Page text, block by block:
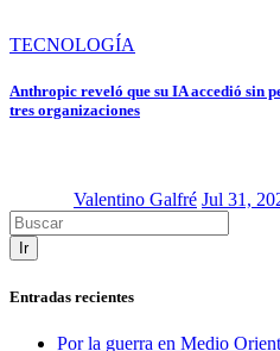
TECNOLOGÍA
Anthropic reveló que su IA accedió sin
tres organizaciones
Valentino Galfré Jul 31,
Ir
Entradas recientes
Por la guerra en Medio